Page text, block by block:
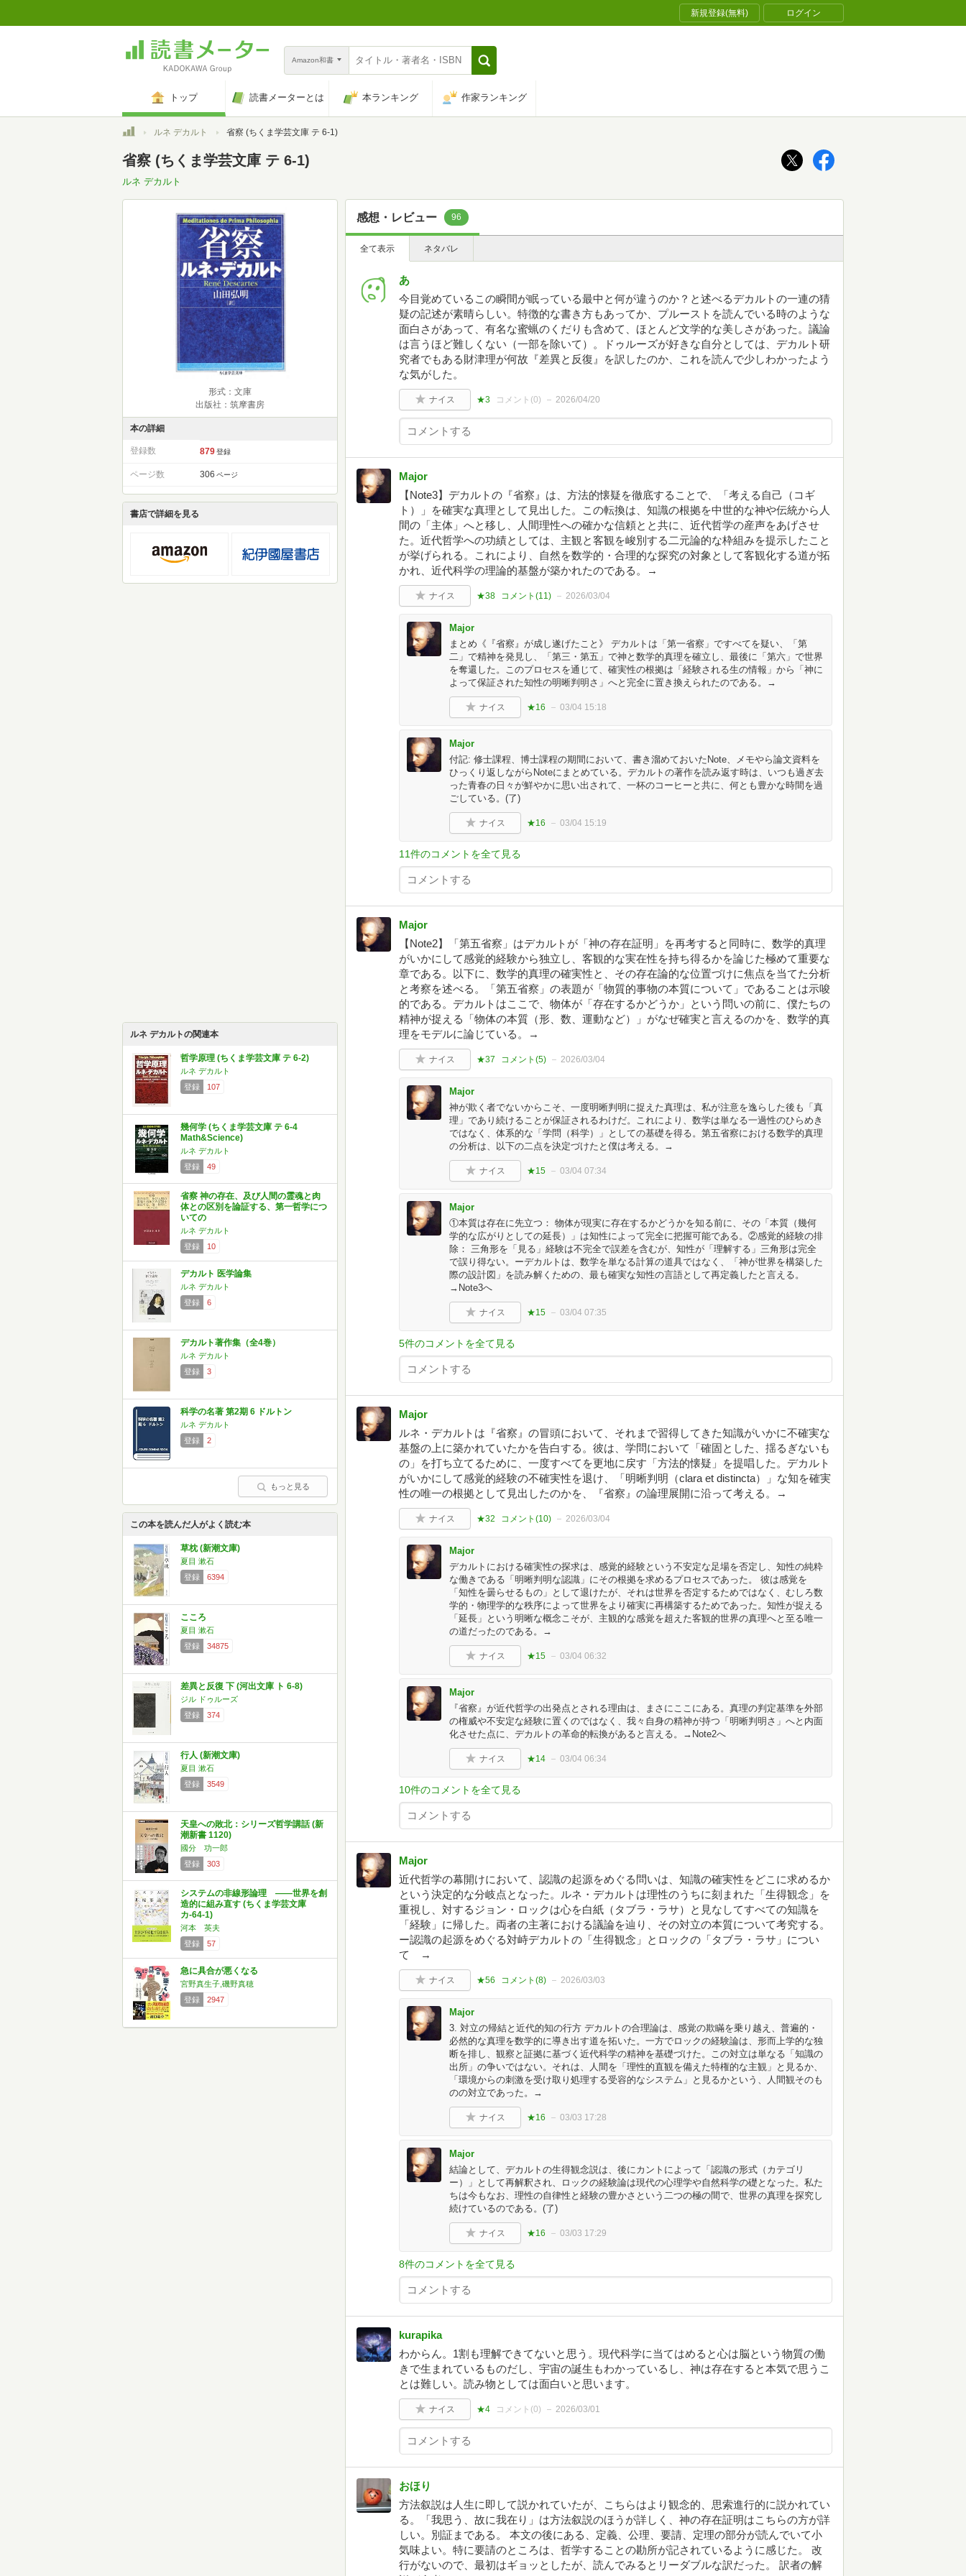
新規登録(無料) ログイン
Amazon和書
トップ 読書メーターとは 本ランキング 作家ランキング
トップルネ デカルト 省察 (ちくま学芸文庫 テ 6-1)
省察 (ちくま学芸文庫 テ 6-1)
ルネ デカルト
形式：文庫
出版社：筑摩書房
本の詳細
登録数 879 登録
ページ数 306 ページ
書店で詳細を見る
ルネ デカルトの関連本
哲学原理 (ちくま学芸文庫 テ 6-2)
ルネ デカルト
登録
107
幾何学 (ちくま学芸文庫 テ 6-4
Math&Science)
ルネ デカルト
登録
49
省察 神の存在、及び人間の霊魂と肉
体との区別を論証する、第一哲学につ
いての
ルネ デカルト
登録
10
デカルト 医学論集
ルネ デカルト
登録
6
デカルト著作集（全4巻）
ルネ デカルト
登録
3
科学の名著 第2期 6 ドルトン
ルネ デカルト
登録
2
もっと見る
この本を読んだ人がよく読む本
草枕 (新潮文庫)
夏目 漱石
登録
6394
こころ
夏目 漱石
登録
34875
差異と反復 下 (河出文庫 ト 6-8)
ジル ドゥルーズ
登録
374
行人 (新潮文庫)
夏目 漱石
登録
3549
天皇への敗北：シリーズ哲学講話 (新
潮新書 1120)
國分 功一郎
登録
303
システムの非線形論理 ――世界を創
造的に組み直す (ちくま学芸文庫
カ-64-1)
河本 英夫
登録
57
急に具合が悪くなる
宮野真生子,磯野真穂
登録
2947
感想・レビュー 96
全て表示 ネタバレ
あ
今目覚めているこの瞬間が眠っている最中と何が違うのか？と述べるデカルトの一連の猜
疑の記述が素晴らしい。特徴的な書き方もあってか、プルーストを読んでいる時のような
面白さがあって、有名な蜜蝋のくだりも含めて、ほとんど文学的な美しさがあった。議論
は言うほど難しくない（一部を除いて）。ドゥルーズが好きな自分としては、デカルト研
究者でもある財津理が何故『差異と反復』を訳したのか、これを読んで少しわかったよう
な気がした。
ナイス ★3 コメント(0) 2026/04/20
Major
【Note3】デカルトの『省察』は、方法的懐疑を徹底することで、「考える自己（コギ
ト）」を確実な真理として見出した。この転換は、知識の根拠を中世的な神や伝統から人
間の「主体」へと移し、人間理性への確かな信頼とと共に、近代哲学の産声をあげさせ
た。近代哲学への功績としては、主観と客観を峻別する二元論的な枠組みを提示したこと
が挙げられる。これにより、自然を数学的・合理的な探究の対象として客観化する道が拓
かれ、近代科学の理論的基盤が築かれたのである。→
ナイス ★38 コメント(11) 2026/03/04
Major
まとめ《『省察』が成し遂げたこと》 デカルトは「第一省察」ですべてを疑い、「第
二」で精神を発見し、「第三・第五」で神と数学的真理を確立し、最後に「第六」で世界
を奪還した。このプロセスを通じて、確実性の根拠は「経験される生の情報」から「神に
よって保証された知性の明晰判明さ」へと完全に置き換えられたのである。→
ナイス ★16 03/04 15:18
Major
付記: 修士課程、博士課程の期間において、書き溜めておいたNote、メモやら論文資料を
ひっくり返しながらNoteにまとめている。デカルトの著作を読み返す時は、いつも過ぎ去
った青春の日々が鮮やかに思い出されて、一杯のコーヒーと共に、何とも豊かな時間を過
ごしている。(了)
ナイス ★16 03/04 15:19
11件のコメントを全て見る
Major
【Note2】「第五省察」はデカルトが「神の存在証明」を再考すると同時に、数学的真理
がいかにして感覚的経験から独立し、客観的な実在性を持ち得るかを論じた極めて重要な
章である。以下に、数学的真理の確実性と、その存在論的な位置づけに焦点を当てた分析
と考察を述べる。「第五省察」の表題が「物質的事物の本質について」であることは示唆
的である。デカルトはここで、物体が「存在するかどうか」という問いの前に、僕たちの
精神が捉える「物体の本質（形、数、運動など）」がなぜ確実と言えるのかを、数学的真
理をモデルに論じている。→
ナイス ★37 コメント(5) 2026/03/04
Major
神が欺く者でないからこそ、一度明晰判明に捉えた真理は、私が注意を逸らした後も「真
理」であり続けることが保証されるわけだ。これにより、数学は単なる一過性のひらめき
ではなく、体系的な「学問（科学）」としての基礎を得る。第五省察における数学的真理
の分析は、以下の二点を決定づけたと僕は考える。→
ナイス ★15 03/04 07:34
Major
①本質は存在に先立つ： 物体が現実に存在するかどうかを知る前に、その「本質（幾何
学的な広がりとしての延長）」は知性によって完全に把握可能である。②感覚的経験の排
除： 三角形を「見る」経験は不完全で誤差を含むが、知性が「理解する」三角形は完全
で誤り得ない。ーデカルトは、数学を単なる計算の道具ではなく、「神が世界を構築した
際の設計図」を読み解くための、最も確実な知性の言語として再定義したと言える。
→Note3へ
ナイス ★15 03/04 07:35
5件のコメントを全て見る
Major
ルネ・デカルトは『省察』の冒頭において、それまで習得してきた知識がいかに不確実な
基盤の上に築かれていたかを告白する。彼は、学問において「確固とした、揺るぎないも
の」を打ち立てるために、一度すべてを更地に戻す「方法的懐疑」を提唱した。デカルト
がいかにして感覚的経験の不確実性を退け、「明晰判明（clara et distincta）」な知を確実
性の唯一の根拠として見出したのかを、『省察』の論理展開に沿って考える。→
ナイス ★32 コメント(10) 2026/03/04
Major
デカルトにおける確実性の探求は、感覚的経験という不安定な足場を否定し、知性の純粋
な働きである「明晰判明な認識」にその根拠を求めるプロセスであった。 彼は感覚を
「知性を曇らせるもの」として退けたが、それは世界を否定するためではなく、むしろ数
学的・物理学的な秩序によって世界をより確実に再構築するためであった。知性が捉える
「延長」という明晰な概念こそが、主観的な感覚を超えた客観的世界の真理へと至る唯一
の道だったのである。→
ナイス ★15 03/04 06:32
Major
『省察』が近代哲学の出発点とされる理由は、まさにここにある。真理の判定基準を外部
の権威や不安定な経験に置くのではなく、我々自身の精神が持つ「明晰判明さ」へと内面
化させた点に、デカルトの革命的転換があると言える。→Note2へ
ナイス ★14 03/04 06:34
10件のコメントを全て見る
Major
近代哲学の幕開けにおいて、認識の起源をめぐる問いは、知識の確実性をどこに求めるか
という決定的な分岐点となった。ルネ・デカルトは理性のうちに刻まれた「生得観念」を
重視し、対するジョン・ロックは心を白紙（タブラ・ラサ）と見なしてすべての知識を
「経験」に帰した。両者の主著における議論を辿り、その対立の本質について考究する。
ー認識の起源をめぐる対峙デカルトの「生得観念」とロックの「タブラ・ラサ」につい
て →
ナイス ★56 コメント(8) 2026/03/03
Major
3. 対立の帰結と近代的知の行方 デカルトの合理論は、感覚の欺瞞を乗り越え、普遍的・
必然的な真理を数学的に導き出す道を拓いた。一方でロックの経験論は、形而上学的な独
断を排し、観察と証拠に基づく近代科学の精神を基礎づけた。この対立は単なる「知識の
出所」の争いではない。それは、人間を「理性的直観を備えた特権的な主観」と見るか、
「環境からの刺激を受け取り処理する受容的なシステム」と見るかという、人間観そのも
のの対立であった。→
ナイス ★16 03/03 17:28
Major
結論として、デカルトの生得観念説は、後にカントによって「認識の形式（カテゴリ
ー）」として再解釈され、ロックの経験論は現代の心理学や自然科学の礎となった。私た
ちは今もなお、理性の自律性と経験の豊かさという二つの極の間で、世界の真理を探究し
続けているのである。(了)
ナイス ★16 03/03 17:29
8件のコメントを全て見る
kurapika
わからん。1割も理解できてないと思う。現代科学に当てはめると心は脳という物質の働
きで生まれているものだし、宇宙の誕生もわかっているし、神は存在すると本気で思うこ
とは難しい。読み物としては面白いと思います。
ナイス ★4 コメント(0) 2026/03/01
おほり
方法叙説は人生に即して説かれていたが、こちらはより観念的、思索進行的に説かれてい
る。「我思う、故に我在り」は方法叙説のほうが詳しく、神の存在証明はこちらの方が詳
しい。別証まである。 本文の後にある、定義、公理、要請、定理の部分が読んでいて小
気味よい。特に要請のところは、哲学することの勘所が記されているように感じた。 改
行がないので、最初はギョッとしたが、読んでみるとリーダブルな訳だった。 訳者の解